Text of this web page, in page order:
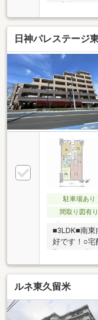
―-新規にリ
LDK。周辺
物施設も充
リフォーム
え・トイレ
規交換・建
カーテン新
やご見学予
るい＆くわ
イヤル０１
日神パレステージ
駐車場あり
間取り図有り
■3LDK■南東
好です！○宅
取りが便利
セキュリテ
40m（徒歩1
約50m（徒
歩10分）・
分）・スギ
ルネ東久留米